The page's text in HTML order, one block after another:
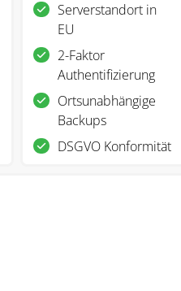
Serverstandort in
EU
2-Faktor
Authentifizierung
Ortsunabhängige
Backups
DSGVO Konformität